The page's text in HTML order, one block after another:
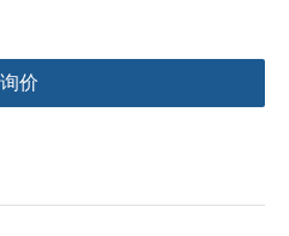
询价